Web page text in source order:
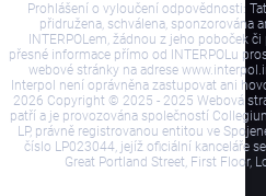
Prohlášení o vyloučení odpovědnosti:
přidružena, schválena, sponzorována
INTERPOLem, žádnou z jeho poboček
přesné informace přímo od INTERPOLu
webové stránky na adrese
Interpol není oprávněna zastupovat ani
2026 Copyright © 2025 - 2025 Webová
patří a je provozována společností
LP, právně registrovanou entitou ve
číslo LP023044, jejíž oficiální kanceláře
Great Portland Street, First Floor,